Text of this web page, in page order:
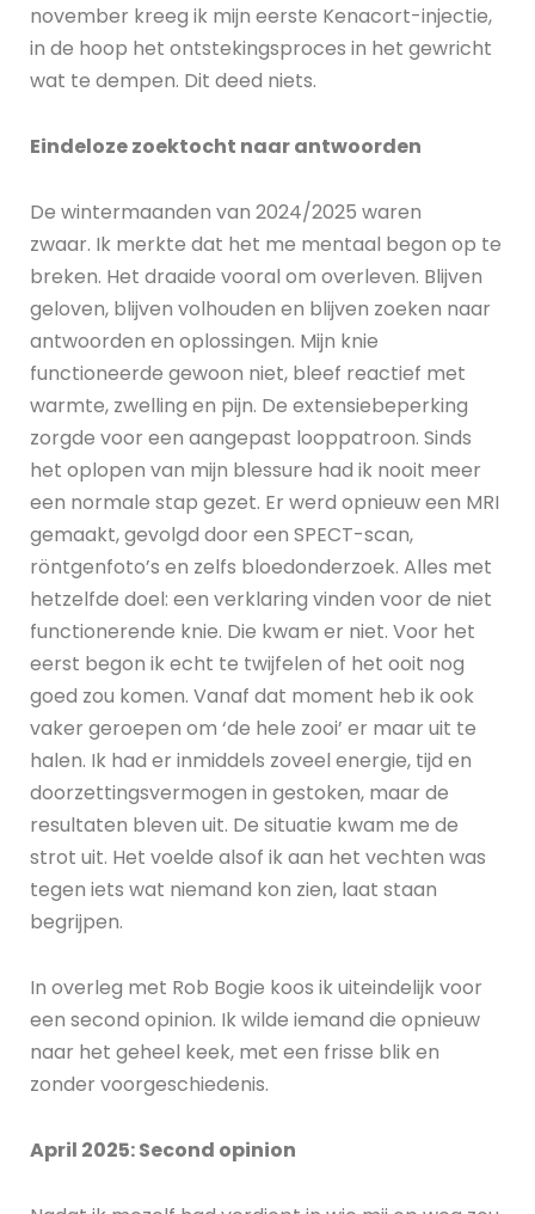
november kreeg ik mijn eerste Kenacort-injectie,
in de hoop het ontstekingsproces in het gewricht
wat te dempen. Dit deed niets.
Eindeloze zoektocht naar antwoorden
De wintermaanden van 2024/2025 waren
zwaar. Ik merkte dat het me mentaal begon op te
breken. Het draaide vooral om overleven. Blijven
geloven, blijven volhouden en blijven zoeken naar
antwoorden en oplossingen. Mijn knie
functioneerde gewoon niet, bleef reactief met
warmte, zwelling en pijn. De extensiebeperking
zorgde voor een aangepast looppatroon. Sinds
het oplopen van mijn blessure had ik nooit meer
een normale stap gezet. Er werd opnieuw een MRI
gemaakt, gevolgd door een SPECT-scan,
röntgenfoto’s en zelfs bloedonderzoek. Alles met
hetzelfde doel: een verklaring vinden voor de niet
functionerende knie. Die kwam er niet. Voor het
eerst begon ik echt te twijfelen of het ooit nog
goed zou komen. Vanaf dat moment heb ik ook
vaker geroepen om ‘de hele zooi’ er maar uit te
halen. Ik had er inmiddels zoveel energie, tijd en
doorzettingsvermogen in gestoken, maar de
resultaten bleven uit. De situatie kwam me de
strot uit. Het voelde alsof ik aan het vechten was
tegen iets wat niemand kon zien, laat staan
begrijpen.
In overleg met Rob Bogie koos ik uiteindelijk voor
een second opinion. Ik wilde iemand die opnieuw
naar het geheel keek, met een frisse blik en
zonder voorgeschiedenis.
April 2025: Second opinion